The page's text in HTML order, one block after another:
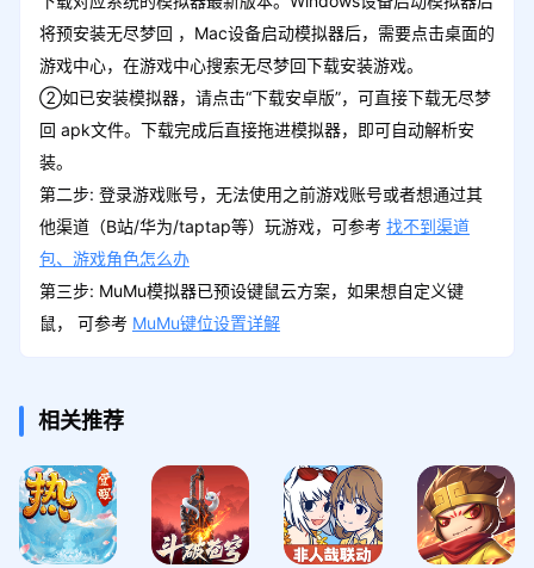
将预安装无尽梦回 ，Mac设备启动模拟器后，需要点击桌面的
游戏中心，在游戏中心搜索无尽梦回下载安装游戏。
②如已安装模拟器，请点击“下载安卓版”，可直接下载无尽梦
回 apk文件。下载完成后直接拖进模拟器，即可自动解析安
装。
第二步: 登录游戏账号，无法使用之前游戏账号或者想通过其
他渠道（B站/华为/taptap等）玩游戏，可参考 找不到渠道
包、游戏角色怎么办
第三步: MuMu模拟器已预设键鼠云方案，如果想自定义键
鼠， 可参考 MuMu键位设置详解
相关推荐